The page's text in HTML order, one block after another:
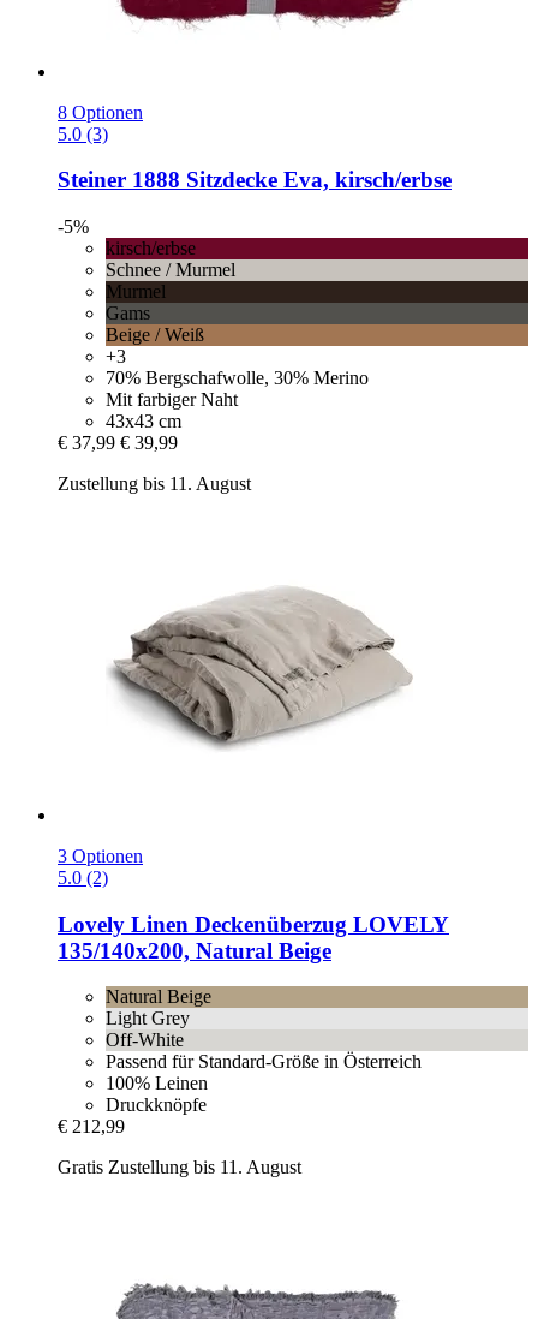
8 Optionen
5.0 (3)
Steiner 1888 Sitzdecke Eva, kirsch/erbse
-5%
kirsch/erbse
Schnee / Murmel
Murmel
Gams
Beige / Weiß
+3
70% Bergschafwolle, 30% Merino
Mit farbiger Naht
43x43 cm
€ 37,99 € 39,99
Zustellung bis 11. August
3 Optionen
5.0 (2)
Lovely Linen Deckenüberzug LOVELY
135/140x200, Natural Beige
Natural Beige
Light Grey
Off-White
Passend für Standard-Größe in Österreich
100% Leinen
Druckknöpfe
€ 212,99
Gratis Zustellung bis 11. August